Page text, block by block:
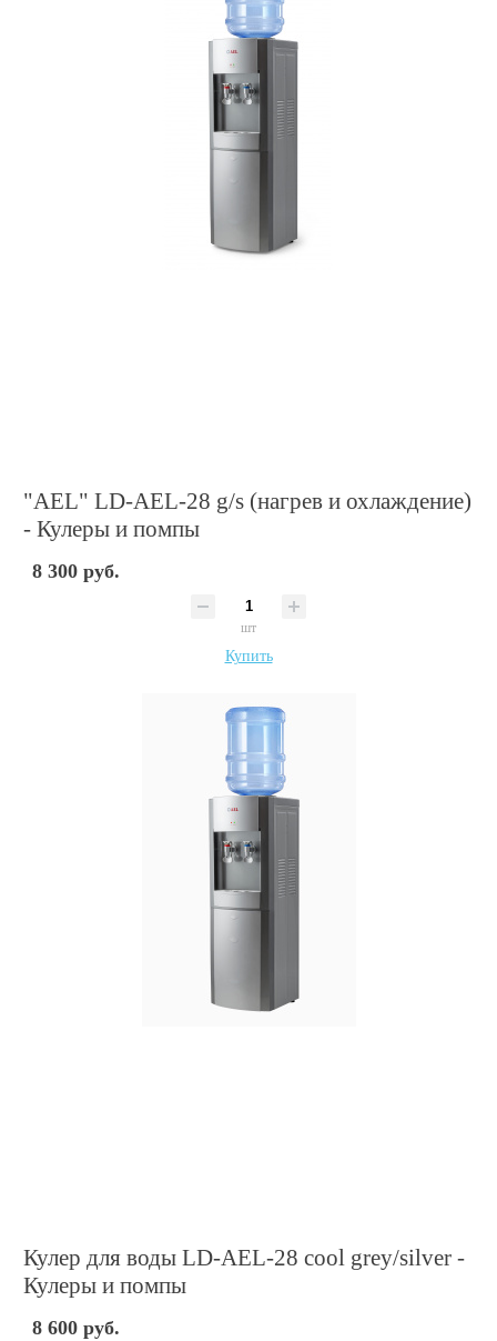
"AEL" LD-AEL-28 g/s (нагрев и охлаждение)
- Кулеры и помпы
8 300 руб.
шт
Купить
Кулер для воды LD-AEL-28 cool grey/silver -
Кулеры и помпы
8 600 руб.